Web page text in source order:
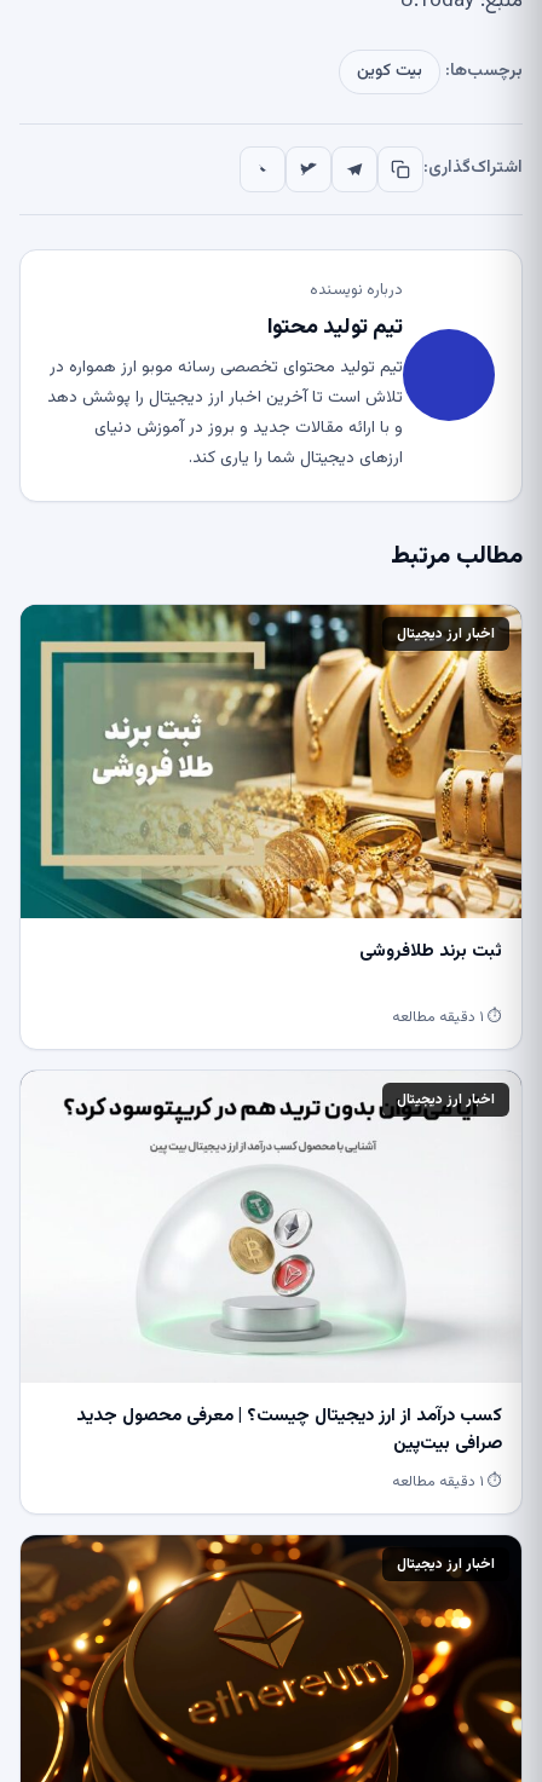
برچسب‌ها: بیت کوین
اشتراک‌گذاری:
درباره نویسنده
تیم تولید محتوا
تیم تولید محتوای تخصصی رسانه موبو ارز همواره در
تلاش است تا آخرین اخبار ارز دیجیتال را پوشش دهد
و با ارائه مقالات جدید و بروز در آموزش دنیای
ارزهای دیجیتال شما را یاری کند.
مطالب مرتبط
اخبار ارز دیجیتال
ثبت برند طلافروشی
⏱ ۱ دقیقه مطالعه
اخبار ارز دیجیتال
کسب درآمد از ارز دیجیتال چیست؟ | معرفی محصول جدید
صرافی بیت‌پین
⏱ ۱ دقیقه مطالعه
اخبار ارز دیجیتال